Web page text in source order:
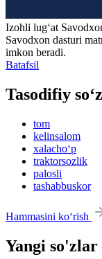
Izohli lugʻat
Savodxon dasturi
imkon beradi.
Batafsil
Tasodifiy
tom
kelinsalom
xalacho‘p
traktorsozlik
palosli
tashabbuskor
Hammasini ko‘rish
Yangi so'zlar